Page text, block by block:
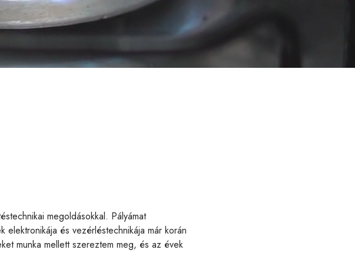
megoldásokkal. Pályámat
és vezérléstechnikája már korán
munka mellett szereztem meg, és az évek